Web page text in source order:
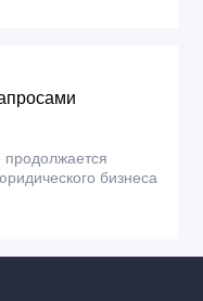
продолжается
бизнеса